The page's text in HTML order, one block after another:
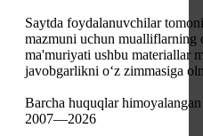
Saytda foydalanuvchilar
mazmuni uchun mualliflarning
ma'muriyati ushbu materiallar
javobgarlikni o‘z zimmasiga
Barcha huquqlar
2007—2026